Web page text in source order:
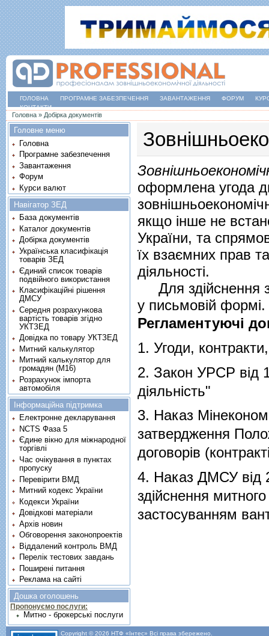
ГОЛОВНА ПРОГРАМНЕ ЗАБЕЗПЕЧЕННЯ ЗАВАНТАЖЕННЯ ФОРУМ
КОНТАКТИ
Ви є тут
Головна » Добірка документів
оформлена угода
якщо інше не
України, та
їх взаємних прав
діяльності.
Для здійснення
у письмовій формі.
Регламентуючі
1. Угоди,
2. Закон УРСР від
діяльність"
3. Наказ
затвердження
договорів
4. Наказ ДМСУ від
здiйснення
застосуванням
Головне меню
Головна
Програмне забезпечення
Завантаження
Форум
Курси валют
Навігатор ЗЕД
База документів
Каталог документів
Добірка документів
Українська класифікація
товарів ЗЕД
Єдиний список товарів
подвійного використання
Класифікаційні рішення
ДМСУ
Середня розрахункова
вартість товарів згідно
УКТЗЕД
Довідка по товару УКТЗЕД
Митний калькулятор
Митний калькулятор для
громадян (М16)
Розрахунок імпорта
автомобіля
Інформаційна підтримка
Електронне декларування
NCTS Фаза 5
Єдине вікно для міжнародної
торгівлі
Час очікування в пунктах
пропуску
Перевірити ВМД
Митний кодекс України
Кодекси України
Довідкові матеріали
Архів новин
Обговорення законопроектів
Віддалений контроль ВМД
Перелік тестових завдань
Поширені питання
Реклама на сайті
Дошка оголошень
Пропонуємо послуги:
Митно - брокерські послуги
Copyright © 2026 НТФ «Інтес» Всі права збережено.